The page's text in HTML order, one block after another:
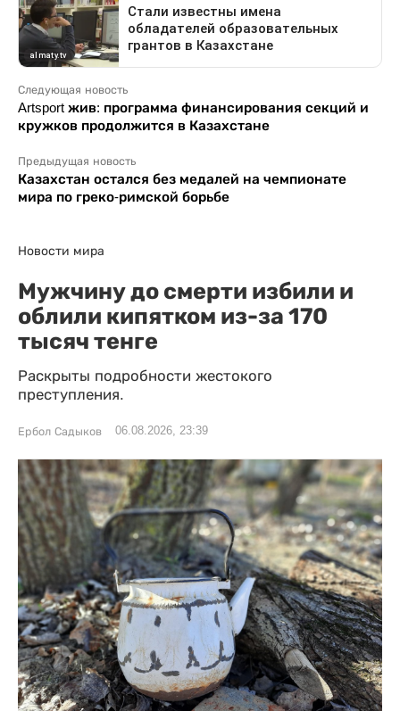
Следующая новость
Artsport жив: программа финансирования секций и
кружков продолжится в Казахстане
Предыдущая новость
Казахстан остался без медалей на чемпионате
мира по греко-римской борьбе
Новости мира
Мужчину до смерти избили и
облили кипятком из-за 170
тысяч тенге
Раскрыты подробности жестокого
преступления.
Ербол Садыков 06.08.2026, 23:39